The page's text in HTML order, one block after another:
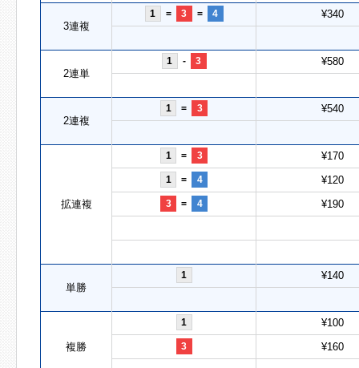
3連複
1 = 3 = 4 ¥340
2連単
1 - 3 ¥580
2連複
1 = 3 ¥540
拡連複
1 = 3 ¥170
1 = 4 ¥120
3 = 4 ¥190
単勝
1 ¥140
複勝
1 ¥100
3 ¥160